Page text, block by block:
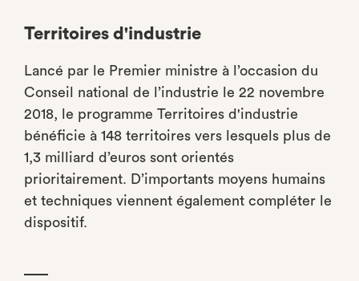
Territoires d'industrie
Lancé par le Premier ministre à l’occasion du
Conseil national de l’industrie le 22 novembre
2018, le programme Territoires d'industrie
bénéficie à 148 territoires vers lesquels plus de
1,3 milliard d’euros sont orientés
prioritairement. D’importants moyens humains
et techniques viennent également compléter le
dispositif.